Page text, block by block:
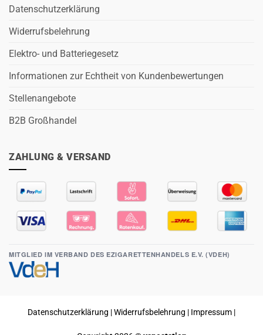
Datenschutzerklärung
Widerrufsbelehrung
Elektro- und Batteriegesetz
Informationen zur Echtheit von Kundenbewertungen
Stellenangebote
B2B Großhandel
ZAHLUNG & VERSAND
MITGLIED IM VERBAND DES EZIGARETTENHANDELS E.V. (VDEH)
Datenschutzerklärung |Widerrufsbelehrung | Impressum |